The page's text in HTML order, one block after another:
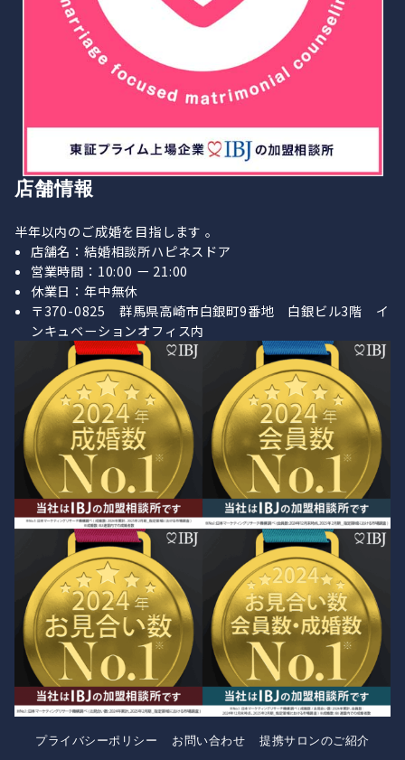
店舗情報
半年以内のご成婚を目指します 。
店舗名：結婚相談所ハピネスドア
営業時間：10:00 ー 21:00
休業日：年中無休
〒370-0825 群馬県高崎市白銀町9番地 白銀ビル3階 イ
ンキュベーションオフィス内
プライバシーポリシー お問い合わせ 提携サロンのご紹介